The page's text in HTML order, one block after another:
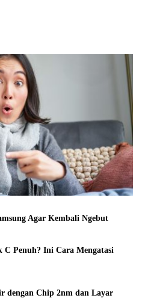
Agar Kembali Ngebut
Penuh? Ini Cara Mengatasi
dengan Chip 2nm dan Layar